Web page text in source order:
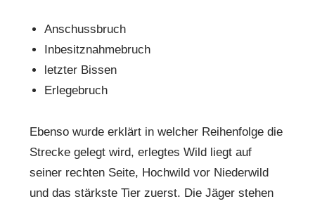
Anschussbruch
Inbesitznahmebruch
letzter Bissen
Erlegebruch
Ebenso wurde erklärt in welcher Reihenfolge die
Strecke gelegt wird, erlegtes Wild liegt auf
seiner rechten Seite, Hochwild vor Niederwild
und das stärkste Tier zuerst. Die Jäger stehen